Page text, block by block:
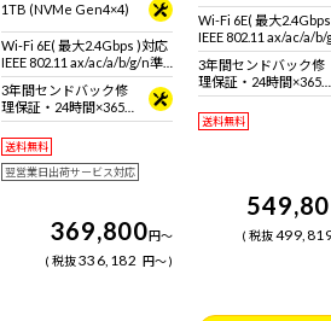
1TB (NVMe Gen4×4)
Wi-Fi 6E( 最大2.4Gbps )対応
IEEE 802.11 ax/ac/a/b/g/n準
拠 ＋ Bluetooth 5内蔵
3年間センドバック修
理保証・24時間×365
日電話サポート
送料無料
翌営業日出荷サービス対応
369,800円～
税抜336,182 円～
Wi-Fi 6E( 最大
IEEE 802.11 ax/ac/a/
拠 ＋ Bluetooth 5内蔵
3年間センドバック修
理保証・24時間×365
日電話サポート
送料無料
税抜